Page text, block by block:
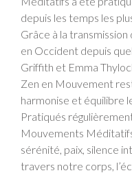
depuis les temps les
Grâce à la transmission
en Occident depuis
Griffith et Emma
Zen en Mouvement
harmonise et équilibre
Pratiqués
Mouvements
sérénité, paix, silence
travers notre corps,